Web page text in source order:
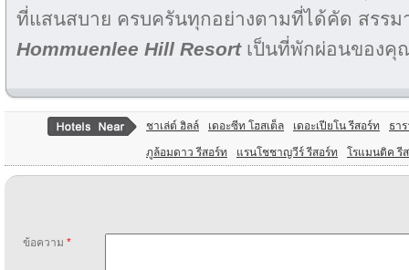
ที่แสนสบาย ครบครันทุกอย่างตามที่ได้คัด สรรม
Hommuenlee Hill Resortเป็นที่พักผ่อนของคุ
ชาเล่ต์ ฮิลล์ เดอะซีท โฮสเต็ล เดอะเปียโน รีสอร์ท ธา
ภูล้อมดาว รีสอร์ท แรนโชชาญวีร์ รีสอร์ท โรแมนติค รี
ข้อความ *